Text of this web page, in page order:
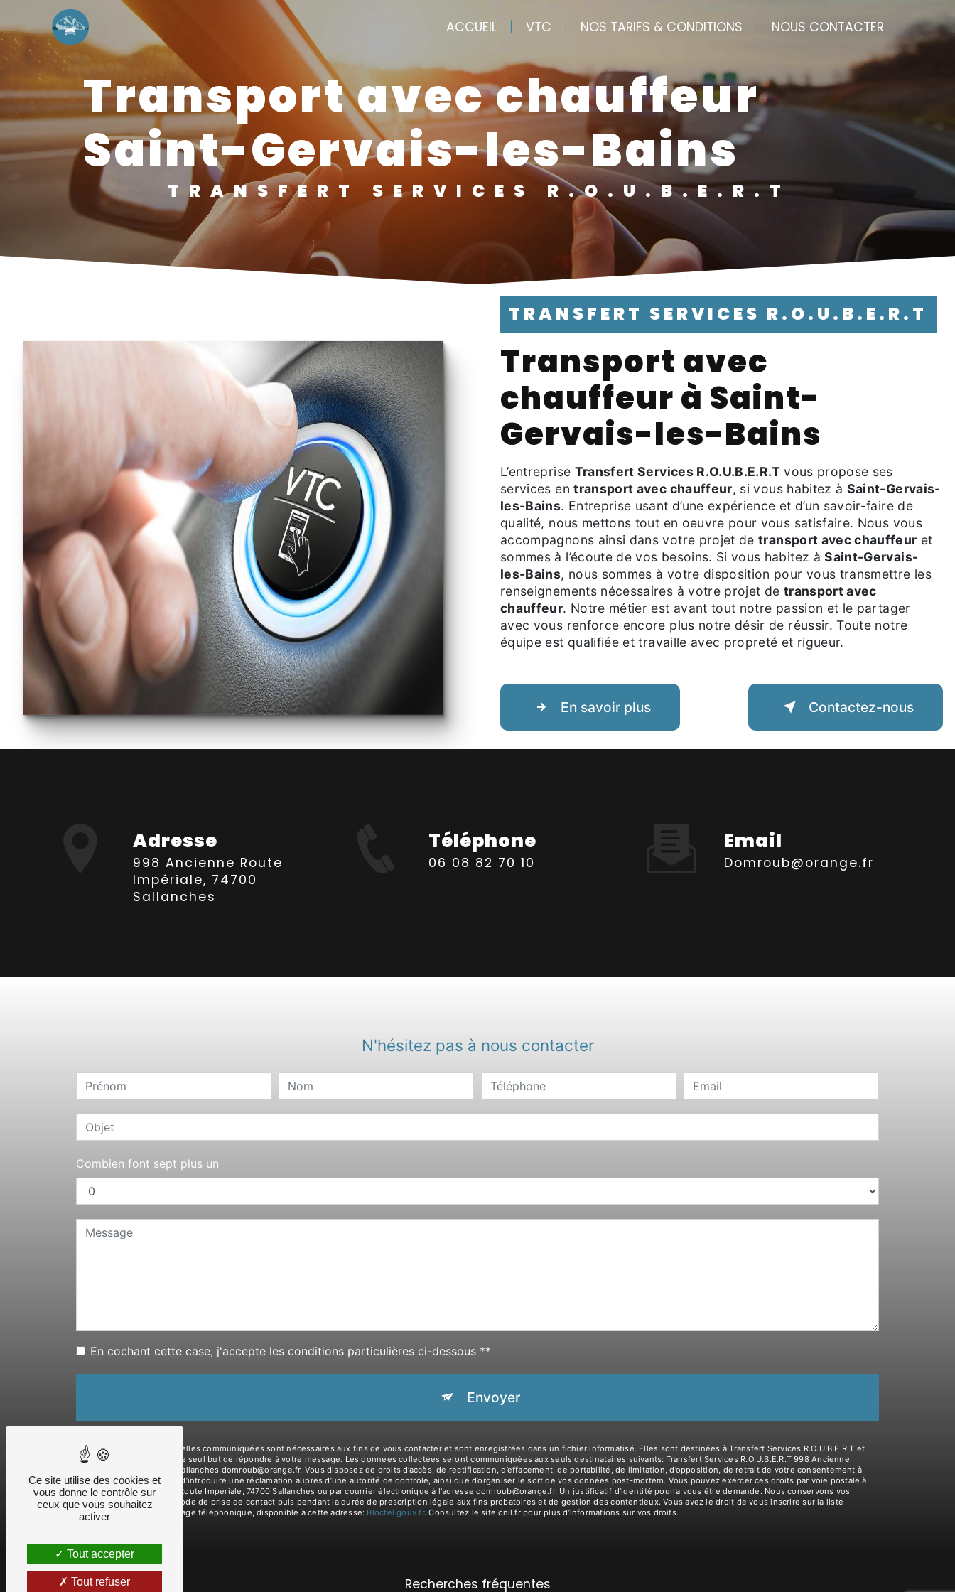
ACCUEIL VTC NOS TARIFS & CONDITIONS NOUS CONTACTER
transport avec chauffeur
Saint-Gervais-les-Bains
TRANSFERT SERVICES R.O.U.B.E.R.T
TRANSFERT SERVICES R.O.U.B.E.R.T
transport avec
chauffeur à Saint-
Gervais-les-Bains
L’entreprise Transfert Services R.O.U.B.E.R.Tvous propose ses
services entransport avec chauffeur, si vous habitez à Saint-Gervais-
les-Bains. Entreprise usant d’une expérience et d’un savoir-faire de
qualité, nous mettons tout en oeuvre pour vous satisfaire. Nous vous
accompagnons ainsi dans votre projet detransport avec chauffeur et
sommes à l’écoute de vos besoins. Si vous habitez àSaint-Gervais-
les-Bains, nous sommes à votre disposition pour vous transmettre les
renseignements nécessaires à votre projet de transport avec
chauffeur. Notre métier est avant tout notre passion et le partager
avec vous renforce encore plus notre désir de réussir. Toute notre
équipe est qualifiée et travaille avec propreté et rigueur.
En savoir plus Contactez-nous
Adresse
998 Ancienne Route
Impériale, 74700
Sallanches
Téléphone
06 08 82 70 10
Email
domroub@orange.fr
N'hésitez pas à nous contacter
Combien font sept plus un
En cochant cette case, j'accepte les conditions particulières ci-dessous **
Envoyer
** Les données personnelles communiquées sont nécessaires aux fins de vous contacter et sont enregistrées dans un fichier informatisé. Elles sont destinées à Transfert Services R.O.U.B.E.R.T et
ses sous-traitants dans le seul but de répondre à votre message. Les données collectées seront communiquées aux seuls destinataires suivants: Transfert Services R.O.U.B.E.R.T 998 Ancienne
Route Impériale, 74700 Sallanches domroub@orange.fr. Vous disposez de droits d’accès, de rectification, d’effacement, de portabilité, de limitation, d’opposition, de retrait de votre consentement à
tout moment et du droit d’introduire une réclamation auprès d’une autorité de contrôle, ainsi que d’organiser le sort de vos données post-mortem. Vous pouvez exercer ces droits par voie postale à
l'adresse 998 Ancienne Route Impériale, 74700 Sallanches ou par courrier électronique à l'adresse domroub@orange.fr. Un justificatif d'identité pourra vous être demandé. Nous conservons vos
données pendant la période de prise de contact puis pendant la durée de prescription légale aux fins probatoires et de gestion des contentieux. Vous avez le droit de vous inscrire sur la liste
d'opposition au démarchage téléphonique, disponible à cette adresse:
Bloctel.gouv.fr. Consultez le site cnil.fr pour plus d’informations sur vos droits.
Recherches fréquentes
Panneau de gestion des cookies
Ce site utilise des cookies et
vous donne le contrôle sur
ceux que vous souhaitez
activer
Tout accepter
Tout refuser